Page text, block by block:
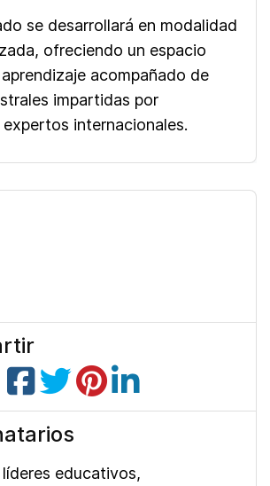
se desarrollará en modalidad
ofreciendo un espacio
acompañado de
impartidas por
internacionales.
educativos,